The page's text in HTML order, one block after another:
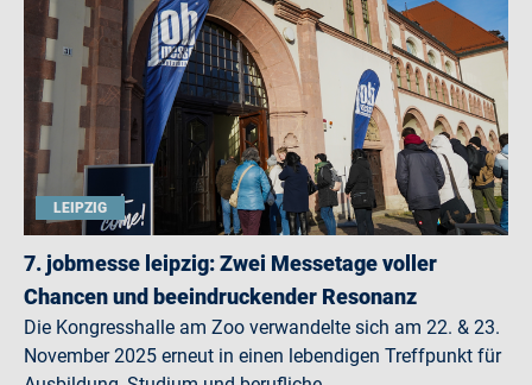
LEIPZIG
7. jobmesse leipzig: Zwei Messetage voller
Chancen und beeindruckender Resonanz
Die Kongresshalle am Zoo verwandelte sich am 22. & 23.
November 2025 erneut in einen lebendigen Treffpunkt für